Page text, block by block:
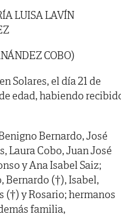
LUISA LAVÍN
COBO)
Solares, el día 21 de
edad, habiendo
Bernardo, José
Laura Cobo, Juan José
y Ana Isabel Saiz;
Bernardo (†), Isabel,
(†) y Rosario; hermanos
familia,